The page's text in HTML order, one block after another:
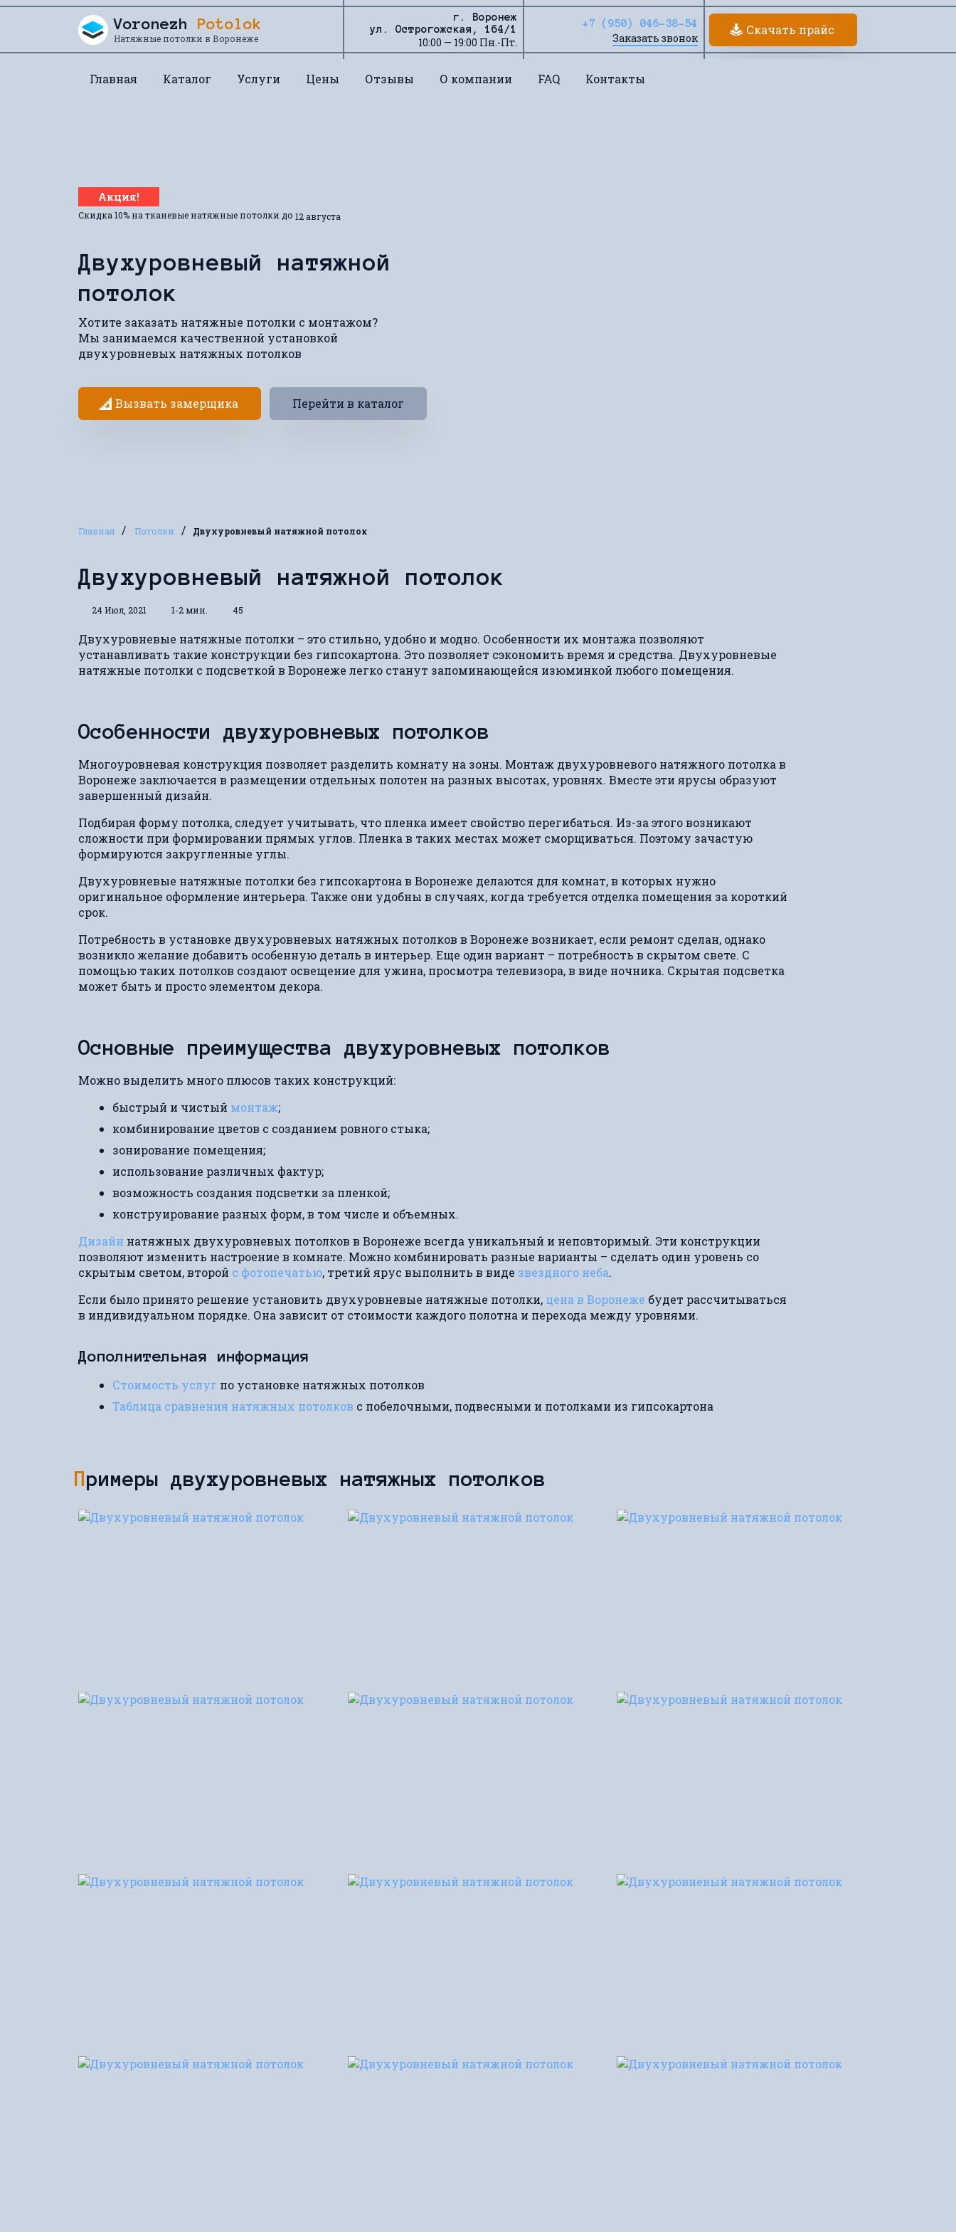
Перейти к содержанию
Voronezh Potolok
Натяжные потолки в Воронеже
г. Воронеж
ул. Острогожская, 164/1
10:00 — 19:00 Пн.-Пт.
+7 (950) 046-38-54
Заказать звонок
Скачать прайс
Главная Каталог Услуги Цены Отзывы О компании FAQ Контакты
Акция!
Скидка 10% на тканевые натяжные потолки до 12 августа
Двухуровневый натяжной
потолок
Хотите заказать натяжные потолки с монтажом?
Мы занимаемся качественной установкой
двухуровневых натяжных потолков
Вызвать замерщика Перейти в каталог
Главная / Потолки / Двухуровневый натяжной потолок
Двухуровневый натяжной потолок
24 Июл, 2021 1-2 мин. 45
Двухуровневые натяжные потолки – это стильно, удобно и модно. Особенности их монтажа позволяют
устанавливать такие конструкции без гипсокартона. Это позволяет сэкономить время и средства. Двухуровневые
натяжные потолки с подсветкой в Воронеже легко станут запоминающейся изюминкой любого помещения.
Особенности двухуровневых потолков
Многоуровневая конструкция позволяет разделить комнату на зоны. Монтаж двухуровневого натяжного потолка в
Воронеже заключается в размещении отдельных полотен на разных высотах, уровнях. Вместе эти ярусы образуют
завершенный дизайн.
Подбирая форму потолка, следует учитывать, что пленка имеет свойство перегибаться. Из-за этого возникают
сложности при формировании прямых углов. Пленка в таких местах может сморщиваться. Поэтому зачастую
формируются закругленные углы.
Двухуровневые натяжные потолки без гипсокартона в Воронеже делаются для комнат, в которых нужно
оригинальное оформление интерьера. Также они удобны в случаях, когда требуется отделка помещения за короткий
срок.
Потребность в установке двухуровневых натяжных потолков в Воронеже возникает, если ремонт сделан, однако
возникло желание добавить особенную деталь в интерьер. Еще один вариант – потребность в скрытом свете. С
помощью таких потолков создают освещение для ужина, просмотра телевизора, в виде ночника. Скрытая подсветка
может быть и просто элементом декора.
Основные преимущества двухуровневых потолков
Можно выделить много плюсов таких конструкций:
быстрый и чистый монтаж;
комбинирование цветов с созданием ровного стыка;
зонирование помещения;
использование различных фактур;
возможность создания подсветки за пленкой;
конструирование разных форм, в том числе и объемных.
Дизайн натяжных двухуровневых потолков в Воронеже всегда уникальный и неповторимый. Эти конструкции
позволяют изменить настроение в комнате. Можно комбинировать разные варианты – сделать один уровень со
скрытым светом, второй с фотопечатью, третий ярус выполнить в виде звездного неба.
Если было принято решение установить двухуровневые натяжные потолки, цена в Воронеже будет рассчитываться
в индивидуальном порядке. Она зависит от стоимости каждого полотна и перехода между уровнями.
Дополнительная информация
Стоимость услуг по установке натяжных потолков
Таблица сравнения натяжных потолков с побелочными, подвесными и потолками из гипсокартона
Примеры двухуровневых натяжных потолков